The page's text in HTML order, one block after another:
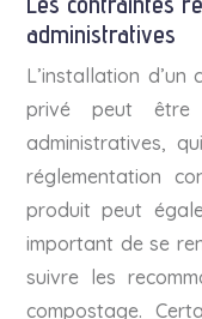
administratives
L’installation d’un
privé peut être
administratives,
réglementation
produit peut
important de se
suivre les
compostage.